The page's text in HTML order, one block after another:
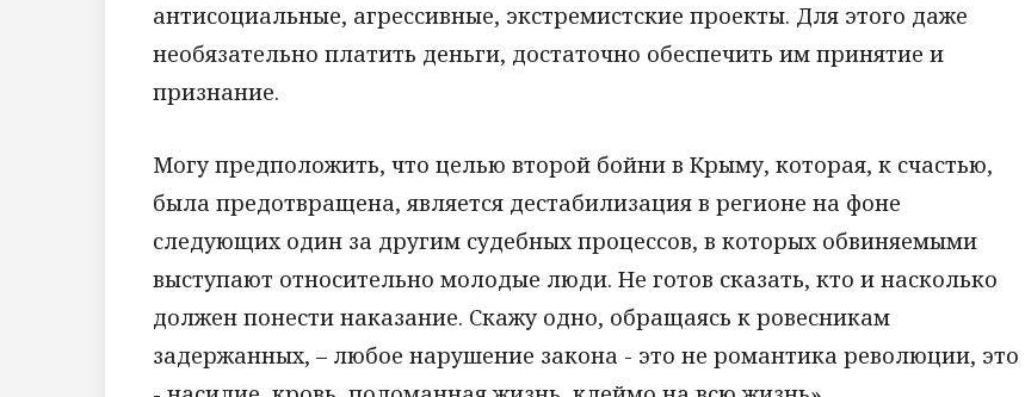
антисоциальные, агрессивные, экстремистские проекты. Для этого даже
необязательно платить деньги, достаточно обеспечить им принятие и
признание.
Могу предположить, что целью второй бойни в Крыму, которая, к счастью,
была предотвращена, является дестабилизация в регионе на фоне
следующих один за другим судебных процессов, в которых обвиняемыми
выступают относительно молодые люди. Не готов сказать, кто и насколько
должен понести наказание. Скажу одно, обращаясь к ровесникам
задержанных, – любое нарушение закона - это не романтика революции, это